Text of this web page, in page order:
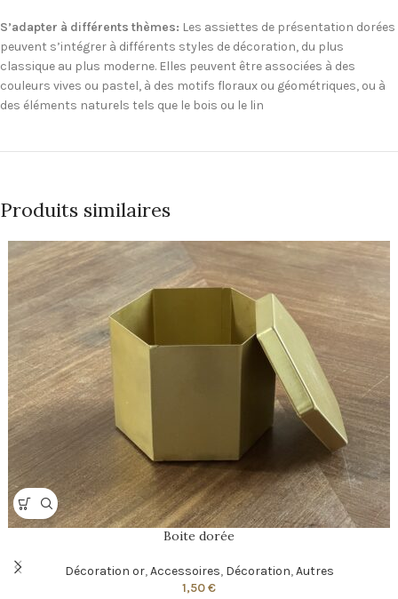
S’adapter à différents thèmes: Les assiettes de présentation dorées
peuvent s’intégrer à différents styles de décoration, du plus
classique au plus moderne. Elles peuvent être associées à des
couleurs vives ou pastel, à des motifs floraux ou géométriques, ou à
des éléments naturels tels que le bois ou le lin
Produits similaires
Boite dorée
Décoration or,Accessoires, Décoration,Autres
1,50€